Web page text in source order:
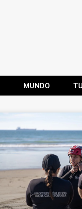
MUNDO